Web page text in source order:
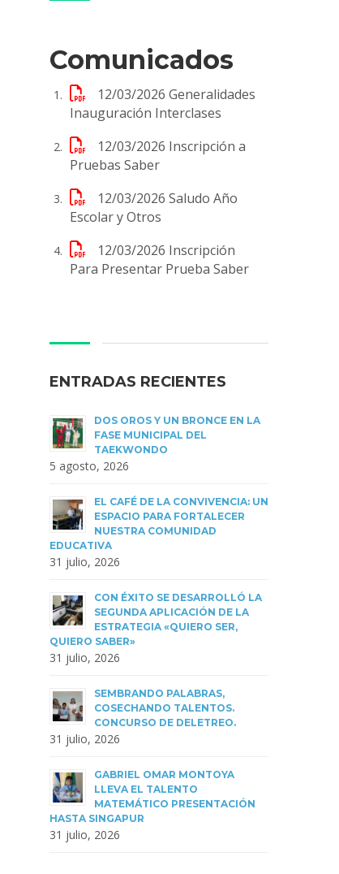
Comunicados
12/03/2026 Generalidades
Inauguración Interclases
12/03/2026 Inscripción a
Pruebas Saber
12/03/2026 Saludo Año
Escolar y Otros
12/03/2026 Inscripción
Para Presentar Prueba Saber
ENTRADAS RECIENTES
DOS OROS Y UN BRONCE EN LA
FASE MUNICIPAL DEL
TAEKWONDO
5 agosto, 2026
EL CAFÉ DE LA CONVIVENCIA: UN
ESPACIO PARA FORTALECER
NUESTRA COMUNIDAD
EDUCATIVA
31 julio, 2026
CON ÉXITO SE DESARROLLÓ LA
SEGUNDA APLICACIÓN DE LA
ESTRATEGIA «QUIERO SER,
QUIERO SABER»
31 julio, 2026
SEMBRANDO PALABRAS,
COSECHANDO TALENTOS.
CONCURSO DE DELETREO.
31 julio, 2026
GABRIEL OMAR MONTOYA
LLEVA EL TALENTO
MATEMÁTICO PRESENTACIÓN
HASTA SINGAPUR
31 julio, 2026